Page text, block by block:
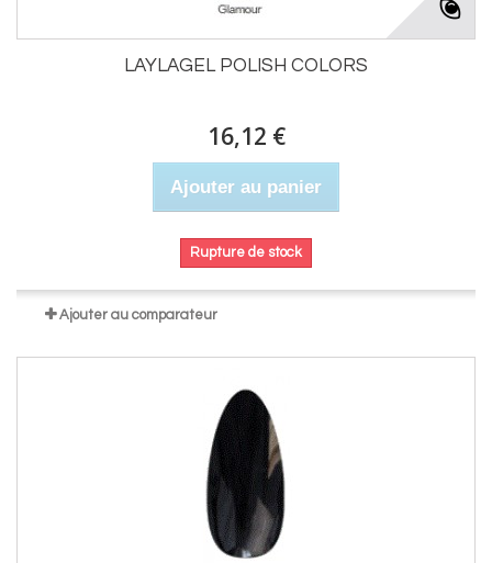
LAYLAGEL POLISH COLORS
16,12 €
Ajouter au panier
Rupture de stock
Ajouter au comparateur